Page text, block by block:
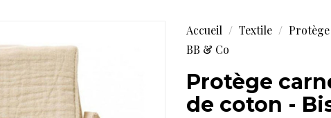
Accueil Textile
BB & Co
Protège
de coton -